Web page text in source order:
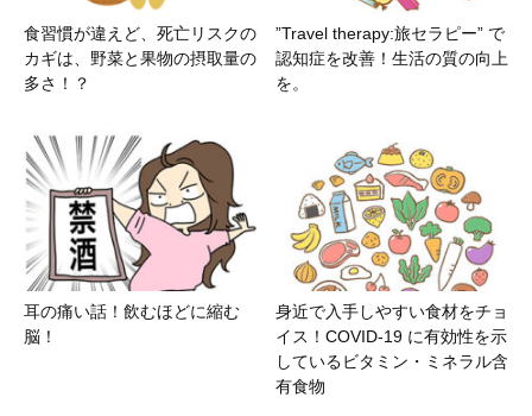
食習慣が違えど、死亡リスクの
カギは、野菜と果物の摂取量の
多さ！？
”Travel therapy:旅セラピー” で
認知症を改善！生活の質の向上
を。
耳の痛い話！飲むほどに縮む
脳！
身近で入手しやすい食材をチョ
イス！COVID-19 に有効性を示
しているビタミン・ミネラル含
有食物